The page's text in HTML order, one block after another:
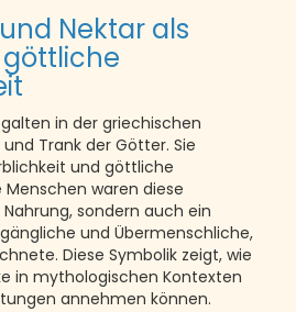
Nektar als
in der griechischen
Trank der Götter. Sie
und göttliche
Menschen waren diese
sondern auch ein
und Übermenschliche,
Diese Symbolik zeigt, wie
in mythologischen Kontexten
annehmen können.